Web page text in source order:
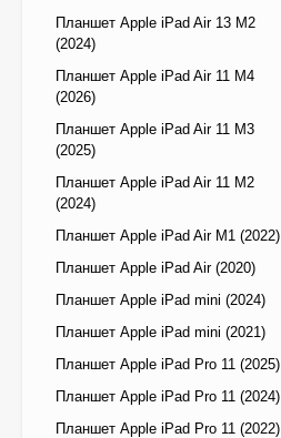
Планшет Apple iPad Air 13 M2
(2024)
Планшет Apple iPad Air 11 M4
(2026)
Планшет Apple iPad Air 11 M3
(2025)
Планшет Apple iPad Air 11 M2
(2024)
Планшет Apple iPad Air M1 (2022)
Планшет Apple iPad Air (2020)
Планшет Apple iPad mini (2024)
Планшет Apple iPad mini (2021)
Планшет Apple iPad Pro 11 (2025)
Планшет Apple iPad Pro 11 (2024)
Планшет Apple iPad Pro 11 (2022)